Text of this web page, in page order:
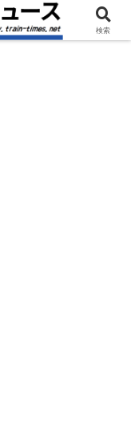
検索